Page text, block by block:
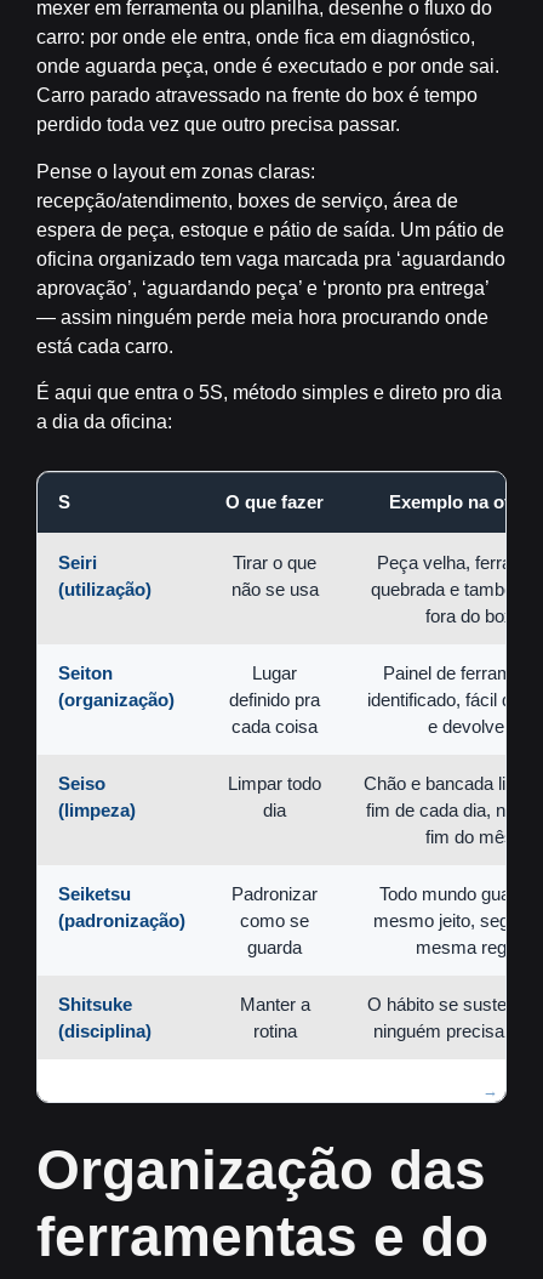
mexer em ferramenta ou planilha, desenhe o fluxo do
carro: por onde ele entra, onde fica em diagnóstico,
onde aguarda peça, onde é executado e por onde sai.
Carro parado atravessado na frente do box é tempo
perdido toda vez que outro precisa passar.
Pense o layout em zonas claras:
recepção/atendimento, boxes de serviço, área de
espera de peça, estoque e pátio de saída. Um pátio de
oficina organizado tem vaga marcada pra ‘aguardando
aprovação’, ‘aguardando peça’ e ‘pronto pra entrega’
— assim ninguém perde meia hora procurando onde
está cada carro.
É aqui que entra o 5S, método simples e direto pro dia
a dia da oficina:
S O que fazer Exemplo na
Seiri
(utilização)
Tirar o que
não se usa
Peça velha,
quebrada e tambor
fora do box
Seiton
(organização)
Lugar
definido pra
cada coisa
Painel de
identificado, fácil de
e devolver
Seiso
(limpeza)
Limpar todo
dia
Chão e bancada
fim de cada dia, não
fim do mês
Seiketsu
(padronização)
Padronizar
como se
guarda
Todo mundo guarda
mesmo jeito,
mesma regra
Shitsuke
(disciplina)
Manter a
rotina
O hábito se sustenta
ninguém precisar
Organização das
ferramentas e do